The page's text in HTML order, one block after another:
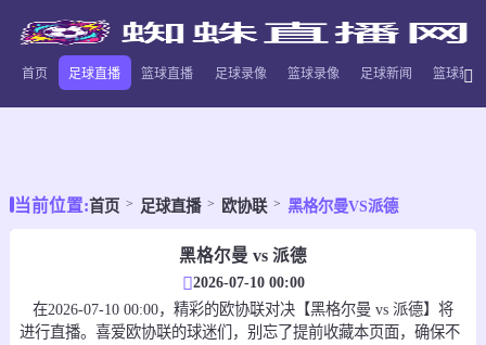
首页 足球直播 篮球直播 足球录像 篮球录像 足球新闻 篮球新闻
当前位置:首页 足球直播 欧协联 黑格尔曼VS派德
黑格尔曼 vs 派德
2026-07-10 00:00
在2026-07-10 00:00，精彩的欧协联对决【黑格尔曼 vs 派德】将
进行直播。喜爱欧协联的球迷们，别忘了提前收藏本页面，确保不